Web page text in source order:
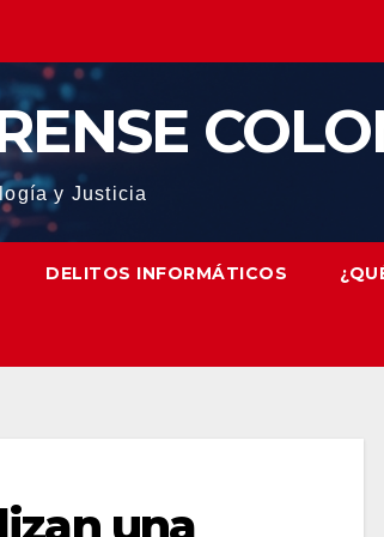
y Justicia
DELITOS INFORMÁTICOS
una